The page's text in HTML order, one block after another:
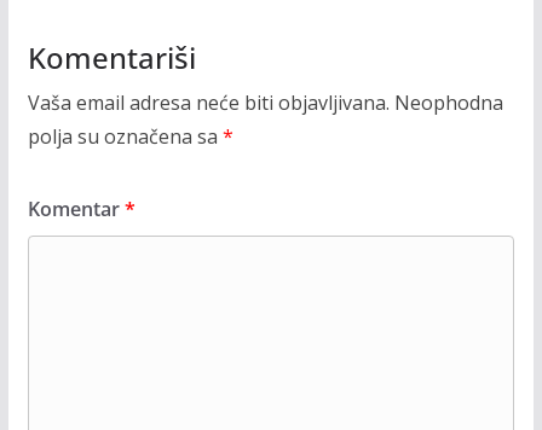
Komentariši
Vaša email adresa neće biti objavljivana. Neophodna
polja su označena sa *
Komentar*